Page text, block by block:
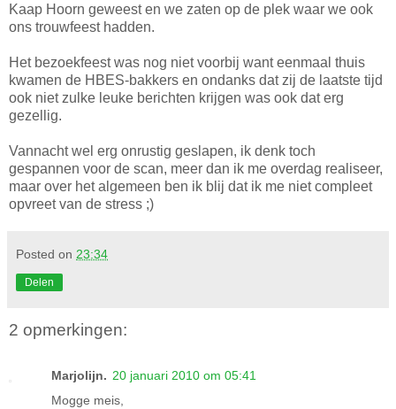
Kaap Hoorn geweest en we zaten op de plek waar we ook
ons trouwfeest hadden.
Het bezoekfeest was nog niet voorbij want eenmaal thuis
kwamen de HBES-bakkers en ondanks dat zij de laatste tijd
ook niet zulke leuke berichten krijgen was ook dat erg
gezellig.
Vannacht wel erg onrustig geslapen, ik denk toch
gespannen voor de scan, meer dan ik me overdag realiseer,
maar over het algemeen ben ik blij dat ik me niet compleet
opvreet van de stress ;)
Posted on 23:34
Delen
2 opmerkingen:
Marjolijn. 20 januari 2010 om 05:41
Mogge meis,